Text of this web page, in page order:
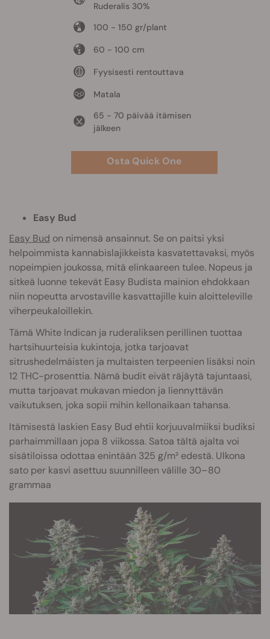
Ruderalis 30%
100 - 150 gr/plant
60 - 100 cm
Fyysisesti rentouttava
Matala
65 - 70 päivää itämisen
jälkeen
Osta Quick One
Easy Bud
Easy Bud on nimensä ansainnut. Se on paitsi yksi
helpoimmista kannabislajikkeista kasvatettavaksi, myös
nopeimpien joukossa, mitä elinkaareen tulee. Nopeus ja
sitkeä luonne tekevät Easy Budista mainion ehdokkaan
niin nopeutta arvostaville kasvattajille kuin aloitteleville
viherpeukaloillekin.
Tämä White Indican ja ruderaliksen perillinen tuottaa
hartsihuurteisia kukintoja, jotka tarjoavat
sitrushedelmäisten ja multaisten terpeenien lisäksi noin
12 THC-prosenttia. Nämä budit eivät räjäytä tajuntaasi,
mutta tarjoavat mukavan miedon ja liennyttävän
vaikutuksen, joka sopii mihin kellonaikaan tahansa.
Itämisestä laskien Easy Bud ehtii korjuuvalmiiksi budiksi
parhaimmillaan jopa 8 viikossa. Satoa tältä ajalta voi
sisätiloissa odottaa enintään 325 g/m² edestä. Ulkona
sato per kasvi asettuu suunnilleen välille 30–80
grammaa